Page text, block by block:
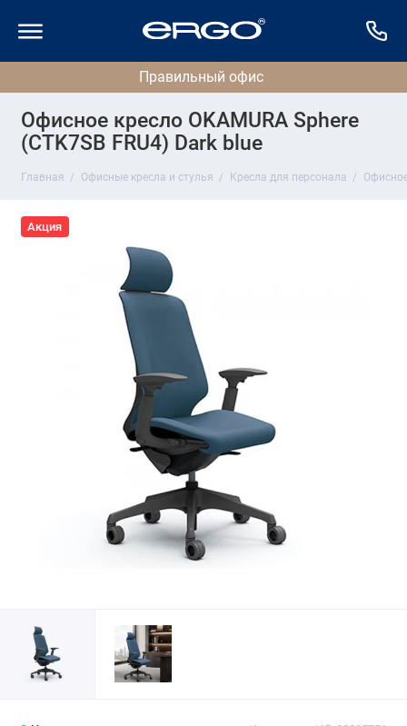
Офисное кресло OKAMURA Sphere
(CTK7SB FRU4) Dark blue
Главная Офисные кресла и стулья Кресла для персонала
Акция